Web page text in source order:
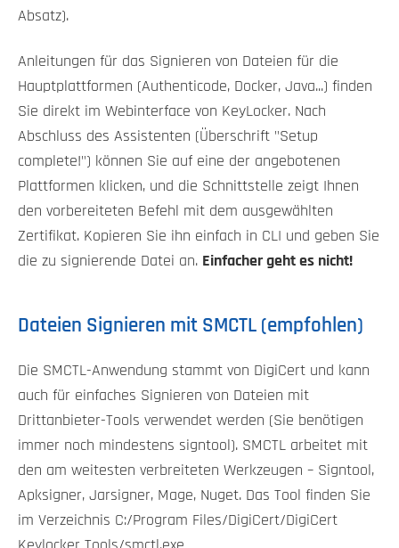
Absatz).
Anleitungen für das Signieren von Dateien für die
Hauptplattformen (Authenticode, Docker, Java...) finden
Sie direkt im Webinterface von KeyLocker. Nach
Abschluss des Assistenten (Überschrift "Setup
complete!") können Sie auf eine der angebotenen
Plattformen klicken, und die Schnittstelle zeigt Ihnen
den vorbereiteten Befehl mit dem ausgewählten
Zertifikat. Kopieren Sie ihn einfach in CLI und geben Sie
die zu signierende Datei an. Einfacher geht es nicht!
Dateien Signieren mit SMCTL (empfohlen)
Die SMCTL-Anwendung stammt von DigiCert und kann
auch für einfaches Signieren von Dateien mit
Drittanbieter-Tools verwendet werden (Sie benötigen
immer noch mindestens signtool). SMCTL arbeitet mit
den am weitesten verbreiteten Werkzeugen – Signtool,
Apksigner, Jarsigner, Mage, Nuget. Das Tool finden Sie
im Verzeichnis C:/Program Files/DigiCert/DigiCert